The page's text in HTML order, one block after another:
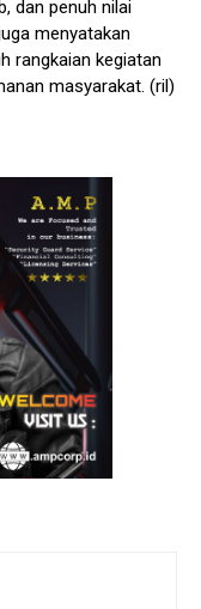
dan penuh nilai
menyatakan
rangkaian kegiatan
masyarakat. (ril)